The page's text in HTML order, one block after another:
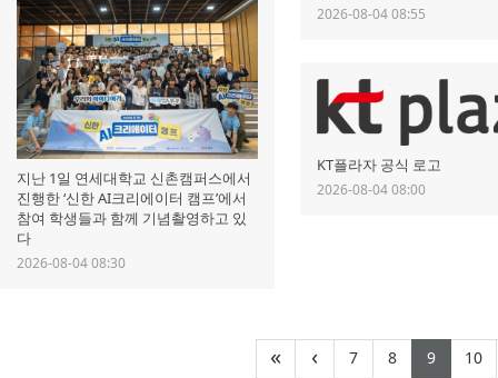
2026-08-04 08:55
지난 1일 연세대학교 신촌캠퍼스에서
진행한 ‘신한 AI크리에이터 캠프’에서
참여 학생들과 함께 기념촬영하고 있
다
2026-08-04 08:30
KT플라자 공식 로고
2026-08-04 08:00
« ‹ 7(current)
8(current)
9 10